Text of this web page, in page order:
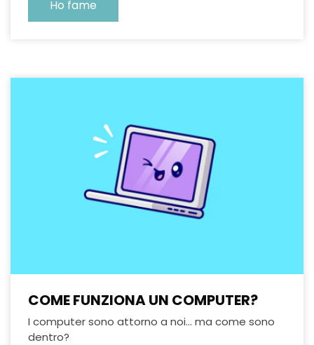
Ho fame
COME FUNZIONA UN COMPUTER?
I computer sono attorno a noi... ma come sono
dentro?